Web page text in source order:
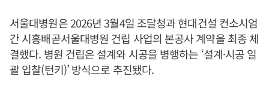
서울대병원은 2026년 3월4일 조달청과 현대건설 컨소시엄
간 시흥배곧서울대병원 건립 사업의 본공사 계약을 최종 체
결했다. 병원 건립은 설계와 시공을 병행하는 ‘설계·시공 일
괄 입찰(턴키)’ 방식으로 추진됐다.